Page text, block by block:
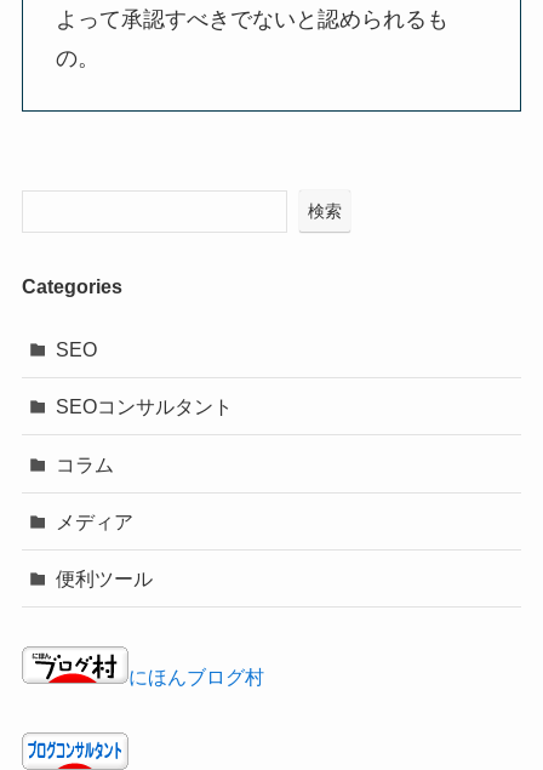
よって承認すべきでないと認められるも
の。
検索
Categories
SEO
SEOコンサルタント
コラム
メディア
便利ツール
にほんブログ村